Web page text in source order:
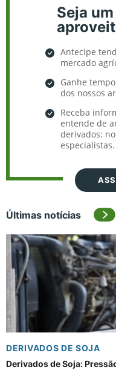
Seja
Antecipe
mercado
Ganhe
dos nossos
Receba
entende de
derivados:
especialistas.
Últimas notícias
DERIVADOS DE SOJA
Derivados de Soja: